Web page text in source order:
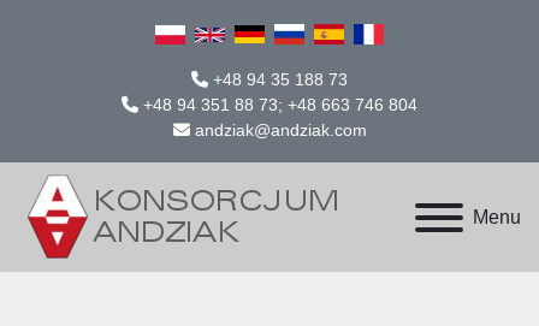
+48 94 35 188 73
+48 94 351 88 73; +48 663 746 804
andziak@andziak.com
Menu